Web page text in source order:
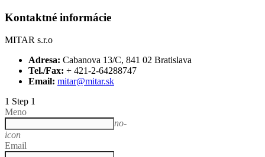
Kontaktné informácie
MITAR s.r.o
Adresa: Cabanova 13/C, 841 02 Bratislava
Tel./Fax: + 421-2-64288747
Email: mitar@mitar.sk
1 Step 1
Meno
no-
icon
Email